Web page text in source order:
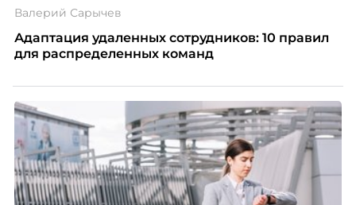
Валерий Сарычев
Адаптация удаленных сотрудников: 10 правил
для распределенных команд